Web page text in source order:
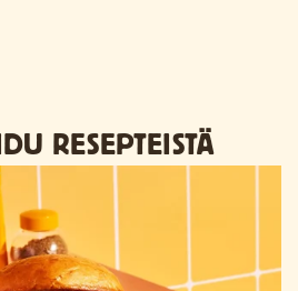
RESEPTEISTÄ